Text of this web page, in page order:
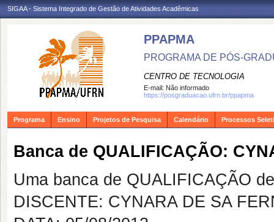
SIGAA - Sistema Integrado de Gestão de Atividades Acadêmicas
PPAPMA
PROGRAMA DE PÓS-
CENTRO DE TECNOLOGIA
E-mail: Não informado
https://posgraduacao.ufrn.br/ppapma
Programa Ensino Projetos de Pesquisa Calendário Processos
Banca de QUALIFICAÇÃO:
Uma banca de QUALIFICAÇÃO
DISCENTE: CYNARA DE SA